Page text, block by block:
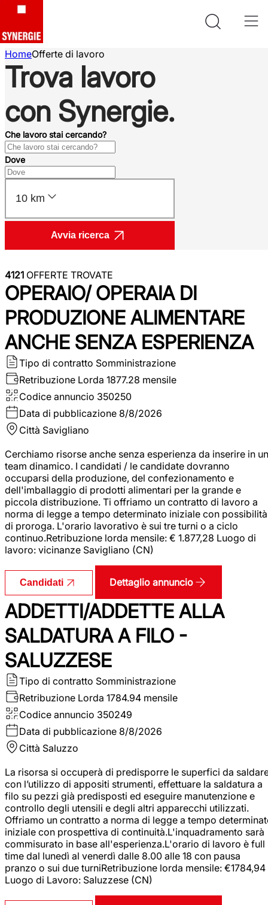
HomeOfferte di lavoro
Trova lavoro
con Synergie.
Che lavoro stai cercando?
Dove
10 km
Avvia ricerca
4121 OFFERTE TROVATE
OPERAIO/ OPERAIA DI
PRODUZIONE ALIMENTARE
ANCHE SENZA ESPERIENZA
Tipo di contratto Somministrazione
Retribuzione Lorda 1877.28 mensile
Codice annuncio 350250
Data di pubblicazione 8/8/2026
Città Savigliano
Cerchiamo risorse anche senza esperienza da inserire in un
team dinamico. I candidati / le candidate dovranno
occuparsi della produzione, del confezionamento e
dell'imballaggio di prodotti alimentari per la grande e
piccola distribuzione. Ti offriamo un contratto di lavoro a
norma di legge a tempo determinato iniziale con possibilità
di proroga. L'orario lavorativo è sui tre turni o a ciclo
continuo.Retribuzione lorda mensile: € 1.877,28 Luogo di
lavoro: vicinanze Savigliano (CN)
Candidati Dettaglio annuncio
ADDETTI/ADDETTE ALLA
SALDATURA A FILO -
SALUZZESE
Tipo di contratto Somministrazione
Retribuzione Lorda 1784.94 mensile
Codice annuncio 350249
Data di pubblicazione 8/8/2026
Città Saluzzo
La risorsa si occuperà di predisporre le superfici da
con l’utilizzo di appositi strumenti, effettuare la saldatura a
filo su pezzi già predisposti ed eseguire manutenzione e
controllo degli utensili e degli altri apparecchi utilizzati.
Offriamo un contratto a norma di legge a tempo
iniziale con prospettiva di continuità.L'inquadramento sarà
commisurato in base all'esperienza.L'orario di lavoro è full
time dal lunedì al venerdì dalle 8.00 alle 18 con pausa
pranzo o sui due turniRetribuzione lorda mensile: €1784,94
Luogo di Lavoro: Saluzzese (CN)